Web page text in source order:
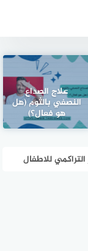
علاج الصداع
النصفي بالثوم (هل
هو فعال؟)
للاطفال